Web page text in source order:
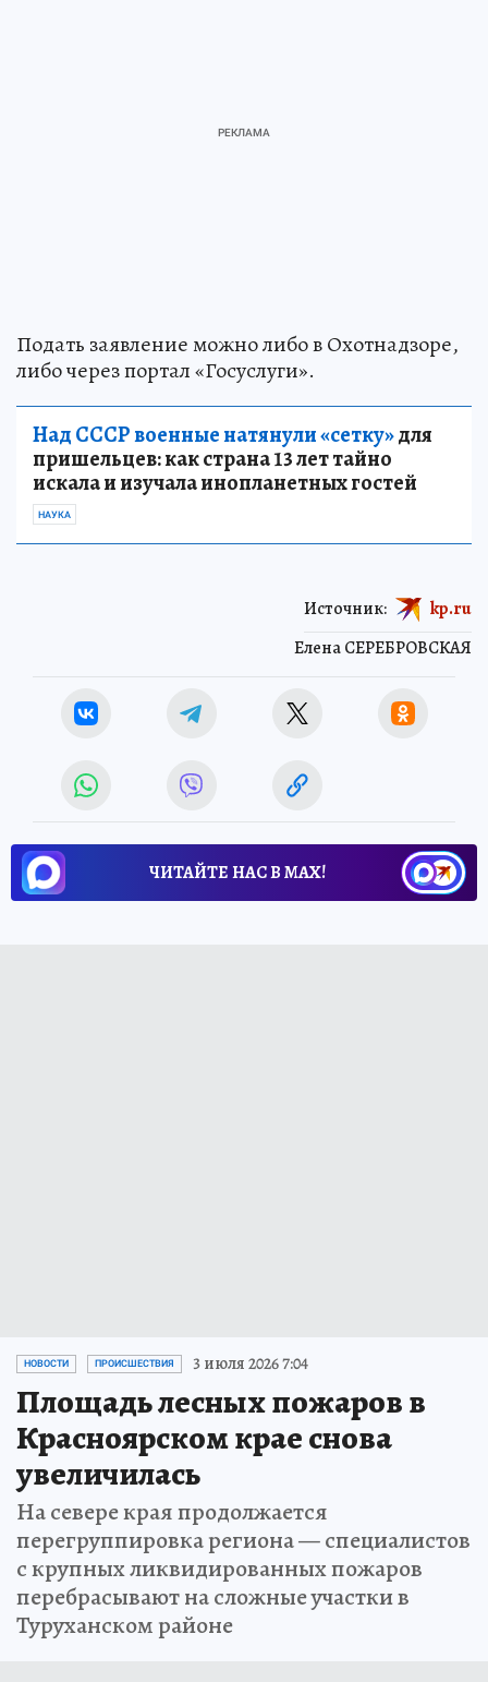
Подать заявление можно либо в Охотнадзоре,
либо через портал «Госуслуги».
Над СССР военные натянули «сетку»для
пришельцев: как страна 13 лет тайно
искала и изучала инопланетных гостей
НАУКА
Елена СЕРЕБРОВСКАЯ
Источник: kp.ru
ЧИТАЙТЕ НАС В МАХ!
НОВОСТИ ПРОИСШЕСТВИЯ 3 июля 2026 7:04
Площадь лесных пожаров в
Красноярском крае снова
увеличилась
На севере края продолжается
перегруппировка региона — специалистов
с крупных ликвидированных пожаров
перебрасывают на сложные участки в
Туруханском районе